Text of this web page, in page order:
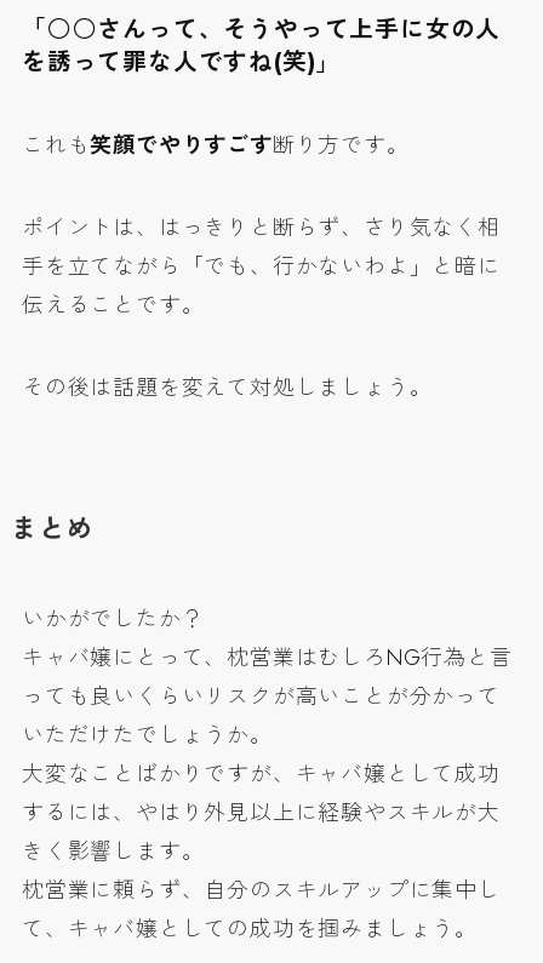
「○○さんって、そうやって上手に女の人
を誘って罪な人ですね(笑)」
これも笑顔でやりすごす断り方です。
ポイントは、はっきりと断らず、さり気なく相
手を立てながら「でも、行かないわよ」と暗に
伝えることです。
その後は話題を変えて対処しましょう。
まとめ
いかがでしたか？
キャバ嬢にとって、枕営業はむしろNG行為と言
っても良いくらいリスクが高いことが分かって
いただけたでしょうか。
大変なことばかりですが、キャバ嬢として成功
するには、やはり外見以上に経験やスキルが大
きく影響します。
枕営業に頼らず、自分のスキルアップに集中し
て、キャバ嬢としての成功を掴みましょう。